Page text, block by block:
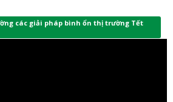
các giải pháp bình ổn thị trường Tết